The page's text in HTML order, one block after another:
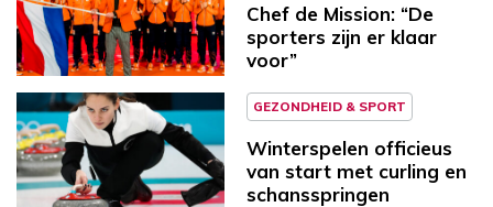
Chef de Mission: “De
sporters zijn er klaar
voor”
GEZONDHEID & SPORT
Winterspelen officieus
van start met curling en
schansspringen